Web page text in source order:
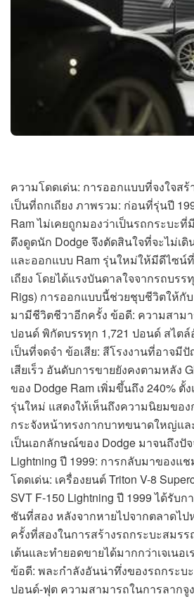
ความโดดเด่น: การออกแบบที่จงใจส
เป็นที่ถกเถียง ภาพรวม: ก่อนที่รุ่นปี
Ram ไม่เคยถูกมองว่าเป็นรถกระบะ
ดึงดูดนัก Dodge จึงตัดสินใจที่จะไม่เ
และออกแบบ Ram รุ่นใหม่ให้มีดีไซน์
เถียง โดยได้แรงบันดาลใจจากรถบร
Rigs) การออกแบบนี้ช่วยชุบชีวิตให้กั
มามีชีวิตชีวาอีกครั้ง ข้อดี: ความสามา
ปอนด์ พิกัดบรรทุก 1,721 ปอนด์ สไต
เป็นที่จดจำ ข้อเสีย: สีโรงงานที่อาจ
เสียเร็ว อันดับการขายยังคงตามหลัง
ของ Dodge Ram เพิ่มขึ้นถึง 240% ตั้
รุ่นใหม่ แสดงให้เห็นถึงความนิยมขอ
กระจังหน้าทรงกากบาทขนาดใหญ่แ
เป็นเอกลักษณ์ของ Dodge มาจนถึงปั
Lightning ปี 1999: การกลับมาของแ
โดดเด่น: เครื่องยนต์ Triton V-8
SVT F-150 Lightning ปี 1999 ได้รับ
ชันที่สอง หลังจากหายไปจากตลาดไ
ครั้งที่สองในการสร้างรถกระบะสมร
เต้นและทำยอดขายได้มากกว่าเจเนอ
ข้อดี: พละกำลังอันน่าทึ่งของรถกระบะ
ปอนด์-ฟุต ความสามารถในการลากจู